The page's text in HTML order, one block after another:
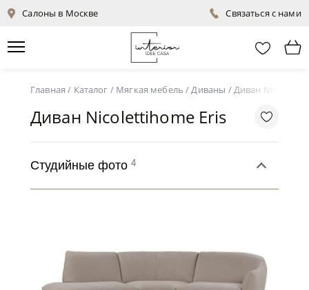
Салоны в Москве Связаться с нами
Главная / Каталог / Мягкая мебель /Диваны /Диван
Диван Nicolettihome Eris
Студийные фото 4